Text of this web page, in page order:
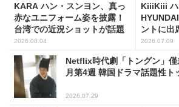
KARA ハン・スンヨン、真っ
赤なユニフォーム姿を披露！
台湾での近況ショットが話題
2026.08.04
KiiiKiii ハ
ントに出
2026.07.09
Netflix時代劇「トングン」
月第4週 韓国ドラマ話題性ト
2026.07.29